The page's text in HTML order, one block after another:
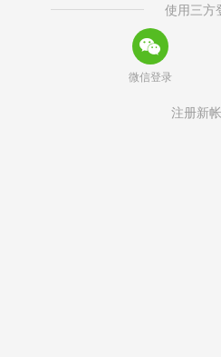
使用三方
微信登录
注册新